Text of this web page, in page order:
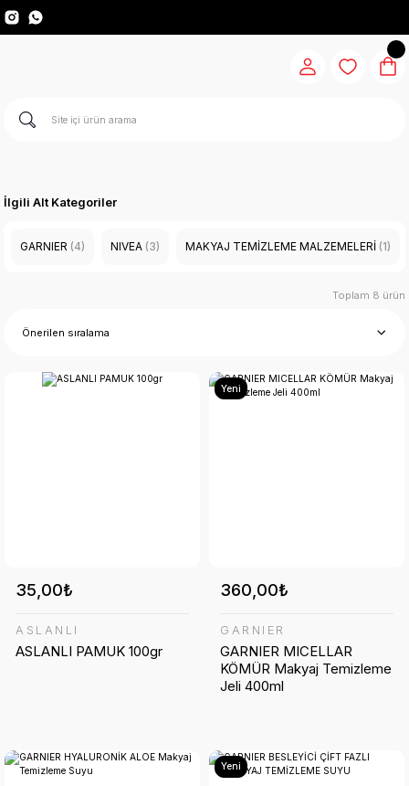
İlgili Alt Kategoriler
GARNIER (4) NIVEA (3) MAKYAJ TEMİZLEME MALZEMELERİ (1)
Toplam 8 ürün
35,00₺
ASLANLI
ASLANLI PAMUK 100gr
Yeni
360,00₺
GARNIER
GARNIER MICELLAR
KÖMÜR Makyaj Temizleme
Jeli 400ml
Yeni